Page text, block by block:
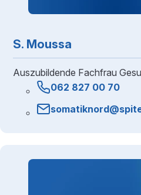
S. Moussa
Auszubildende Fachfrau
062 827 00 70